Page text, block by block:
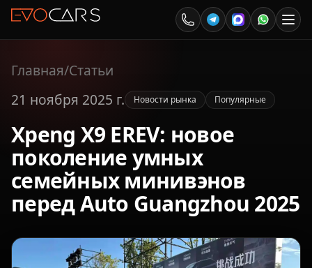
Главная/Статьи
21 ноября 2025 г.
Новости рынка Популярные
Xpeng X9 EREV: новое
поколение умных
семейных минивэнов
перед Auto Guangzhou 2025